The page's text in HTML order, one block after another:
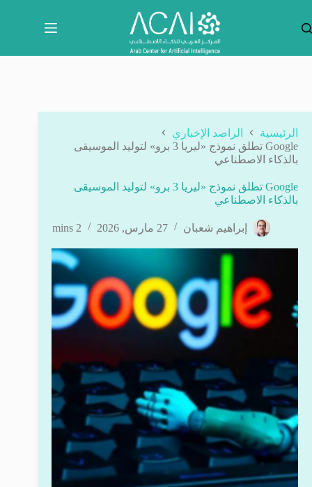
المحتوى
الرئيسية
الراصد الإخباري
Google تطلق نموذج «ليريا 3 برو» لتوليد الموسيقى
بالذكاء الاصطناعي
Google تطلق نموذج «ليريا 3 برو» لتوليد الموسيقى
بالذكاء الاصطناعي
إبراهيم شعبان 27 مارس, 2026 2 mins